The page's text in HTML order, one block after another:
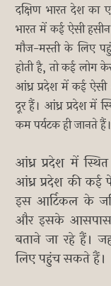
दक्षिण भारत देश का
भारत में कई ऐसी
मौज-मस्ती के लिए
होती है, तो कई लोग
आंध्र प्रदेश में कई ऐसी
दूर हैं। आंध्र प्रदेश में
कम पर्यटक ही जानते हैं।
आंध्र प्रदेश में
आंध्र प्रदेश की
इस आर्टिकल के
और इसके आसपास
बताने जा रहे हैं।
लिए पहुंच सकते हैं।